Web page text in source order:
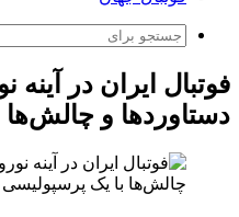
فوتبال ایران در
دستاوردها و